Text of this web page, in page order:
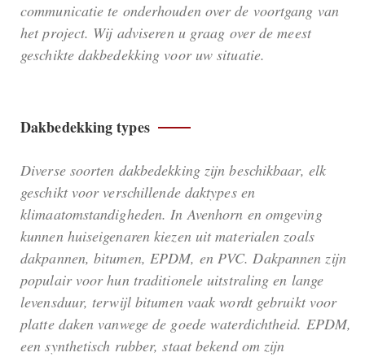
communicatie te onderhouden over de voortgang van
het project. Wij adviseren u graag over de meest
geschikte dakbedekking voor uw situatie.
Dakbedekking types
Diverse soorten dakbedekking zijn beschikbaar, elk
geschikt voor verschillende daktypes en
klimaatomstandigheden. In Avenhorn en omgeving
kunnen huiseigenaren kiezen uit materialen zoals
dakpannen, bitumen, EPDM, en PVC. Dakpannen zijn
populair voor hun traditionele uitstraling en lange
levensduur, terwijl bitumen vaak wordt gebruikt voor
platte daken vanwege de goede waterdichtheid. EPDM,
een synthetisch rubber, staat bekend om zijn